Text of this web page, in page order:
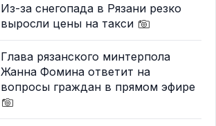
Из-за снегопада в Рязани резко
выросли цены на такси
Глава рязанского минтерпола
Жанна Фомина ответит на
вопросы граждан в прямом эфире